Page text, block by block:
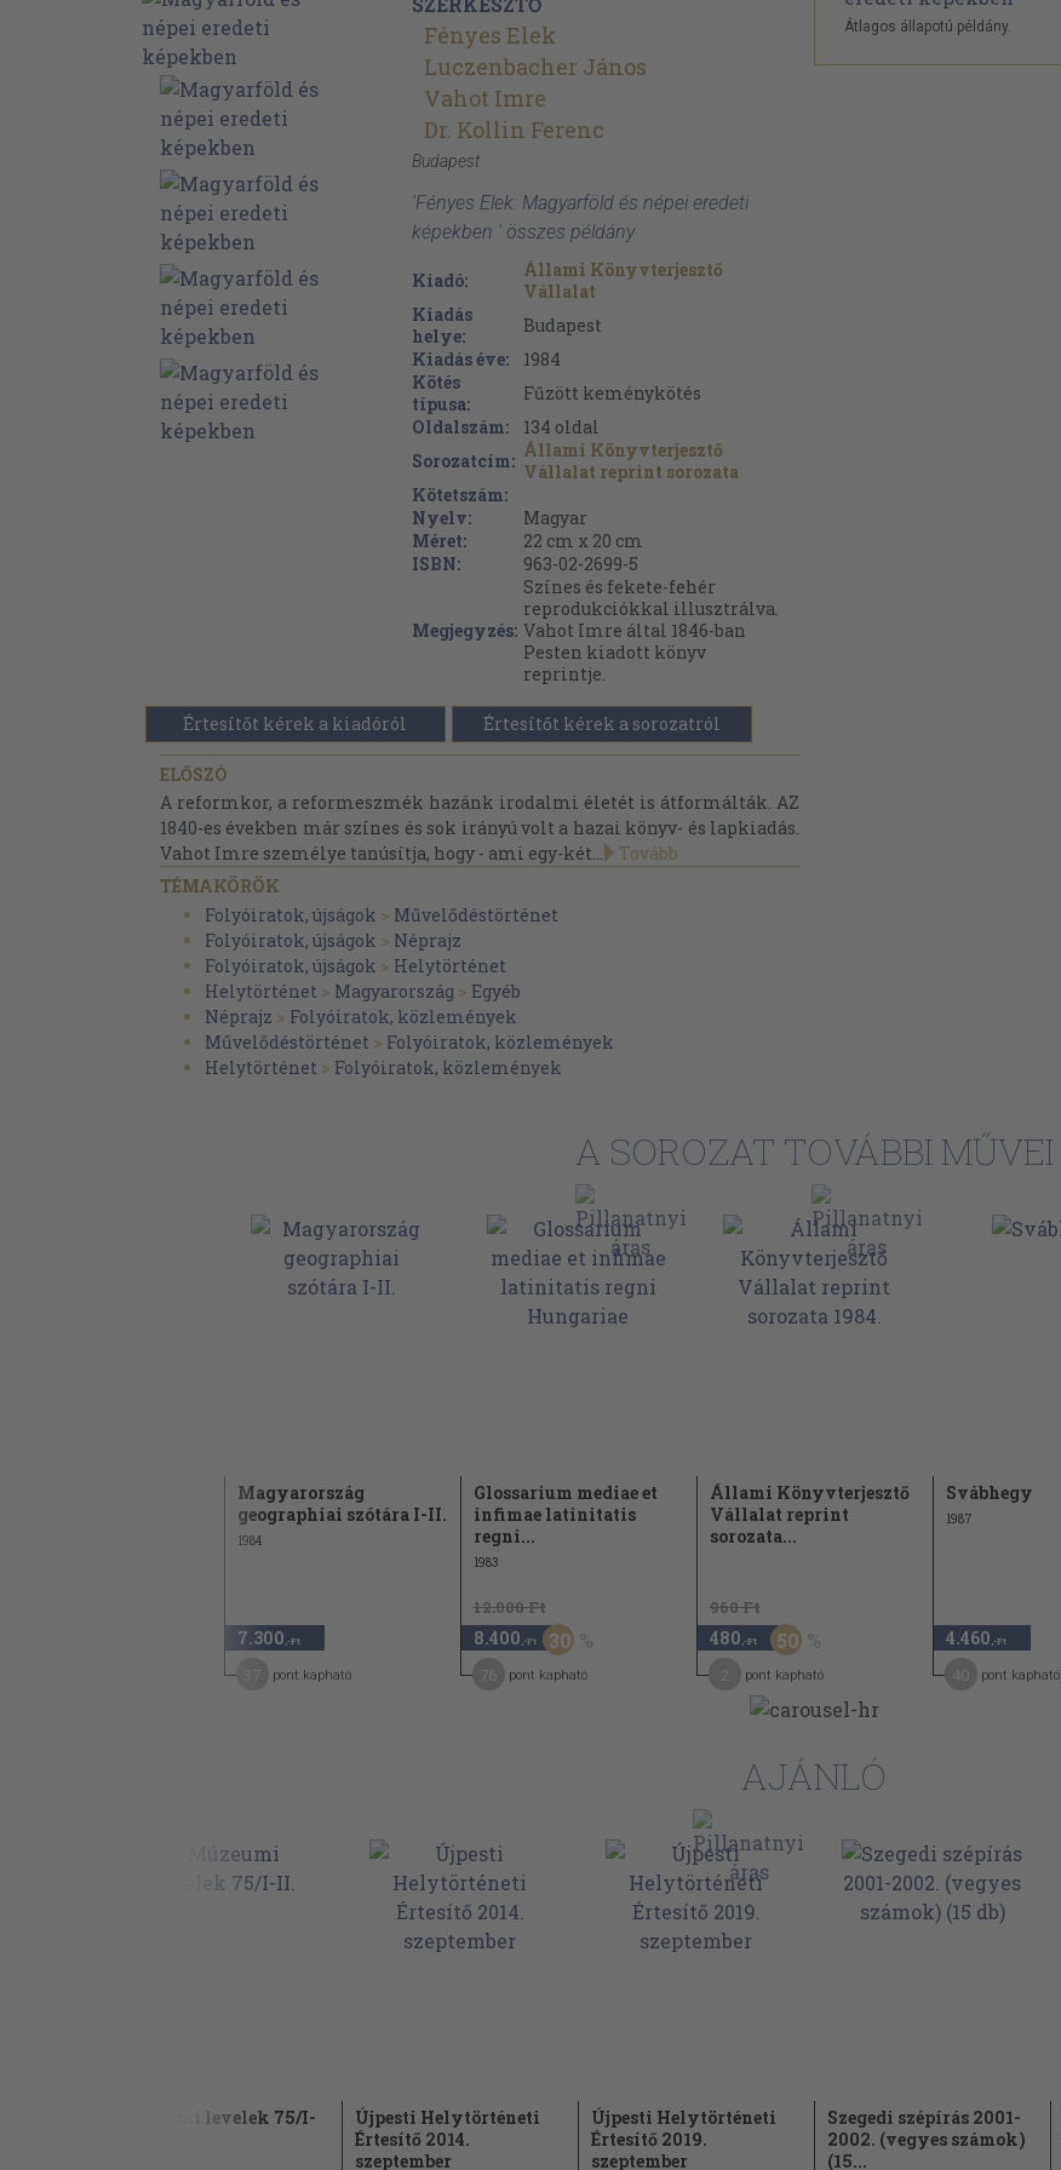
Fényes Elek
Luczenbacher János
Vahot Imre
Dr. Kollin Ferenc
Budapest
'Fényes Elek: Magyarföld és népei eredeti
képekben ' összes példány
Kiadó:
Állami Könyvterjesztő
Vállalat
Kiadás
helye:
Budapest
Kiadás éve:
1984
Kötés
típusa:
Fűzött keménykötés
Oldalszám:
134 oldal
Sorozatcím: Állami Könyvterjesztő
Vállalat reprint sorozata
Kötetszám:
Nyelv:
Magyar
Méret:
22 cm x 20 cm
ISBN:
963-02-2699-5
Megjegyzés:
Színes és fekete-fehér
reprodukciókkal illusztrálva.
Vahot Imre által 1846-ban
Pesten kiadott könyv
reprintje.
Értesítőt kérek a kiadóról Értesítőt kérek a sorozatról
ELŐSZÓ
A reformkor, a reformeszmék hazánk irodalmi életét is átformálták. AZ
1840-es években már színes és sok irányú volt a hazai könyv- és lapkiadás.
Vahot Imre személye tanúsítja, hogy - ami egy-két...
Tovább
TÉMAKÖRÖK
Folyóiratok, újságok > Művelődéstörténet
Folyóiratok, újságok > Néprajz
Folyóiratok, újságok > Helytörténet
Helytörténet > Magyarország > Egyéb
Néprajz > Folyóiratok, közlemények
Művelődéstörténet > Folyóiratok, közlemények
Helytörténet > Folyóiratok, közlemények
Átlagos állapotú példány.
A SOROZAT TOVÁBBI MŰVEI
Magyarország
geographiai szótára I-II.
1984
7.300 ,-Ft
pont kapható
Glossarium mediae et
infimae latinitatis
regni...
1983
12.000 Ft
8.400 ,-Ft 30
pont kapható
Állami Könyvterjesztő
Vállalat reprint
sorozata...
960 Ft
480 ,-Ft 50
pont kapható
Svábhegy
1987
4.460 ,-Ft
pont kapható
AJÁNLÓ
Múzeumi levelek 75/I-
Újpesti Helytörténeti
Értesítő 2014.
szeptember
Újpesti Helytörténeti
Értesítő 2019.
szeptember
Szegedi szépírás 2001-
2002. (vegyes számok)
(15...